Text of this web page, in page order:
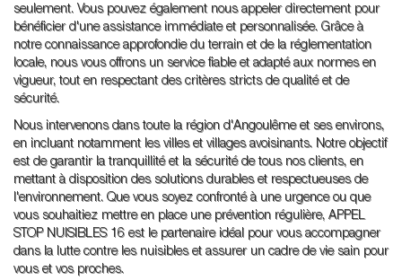
seulement. Vous pouvez également nous appeler directement pour
bénéficier d'une assistance immédiate et personnalisée. Grâce à
notre connaissance approfondie du terrain et de la réglementation
locale, nous vous offrons un service fiable et adapté aux normes en
vigueur, tout en respectant des critères stricts de qualité et de
sécurité.
Nous intervenons dans toute la région d'Angoulême et ses environs,
en incluant notamment les villes et villages avoisinants. Notre objectif
est de garantir la tranquillité et la sécurité de tous nos clients, en
mettant à disposition des solutions durables et respectueuses de
l'environnement. Que vous soyez confronté à une urgence ou que
vous souhaitiez mettre en place une prévention régulière, APPEL
STOP NUISIBLES 16 est le partenaire idéal pour vous accompagner
dans la lutte contre les nuisibles et assurer un cadre de vie sain pour
vous et vos proches.